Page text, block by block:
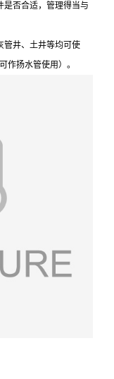
是否合适，管理得当与
管井、土井等均可使
作扬水管使用）。